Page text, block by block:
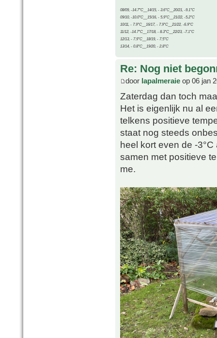
08/09, -14.7°C__14/15, - 3.6°C__20/21, -9.1°C
09/10, -10.0°C__15/16, - 5.9°C__21/22, -5.2°C
10/11, - 7.9°C__16/17, - 7.9°C__21/22, -6.9°C
11/12, -14.7°C__17/18, - 8.3°C__22/23, -7.1°C
12/13, - 7.9°C__18/19, - 7.5°C
13/14, - 0.8°C__19/20, - 2.8°C
Re: Nog niet
door lapalmeraie op 06 jan
Zaterdag dan toch
Het is eigenlijk nu al
telkens positieve
staat nog steeds
heel kort even de -
samen met positieve
me.